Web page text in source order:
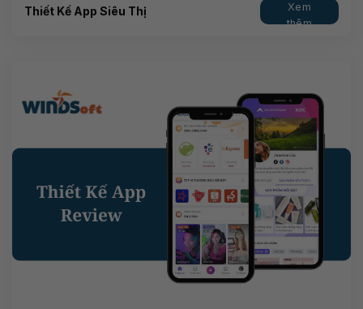
Thiết Kế App Siêu Thị
Xem
thêm